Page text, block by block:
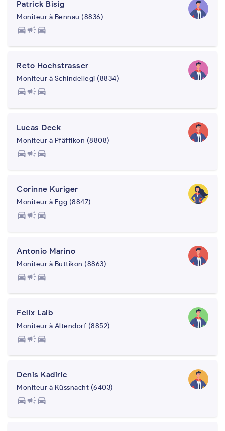
Patrick Bisig
Moniteur à Bennau (8836)
directions_carcampaigndirections_car
Reto Hochstrasser
Moniteur à Schindellegi (8834)
directions_carcampaigndirections_car
Lucas Deck
Moniteur à Pfäffikon (8808)
directions_carcampaigndirections_car
Corinne Kuriger
Moniteur à Egg (8847)
directions_carcampaigndirections_car
Antonio Marino
Moniteur à Buttikon (8863)
directions_carcampaigndirections_car
Felix Laib
Moniteur à Altendorf (8852)
directions_carcampaigndirections_car
Denis Kadiric
Moniteur à Küssnacht (6403)
directions_carcampaigndirections_car